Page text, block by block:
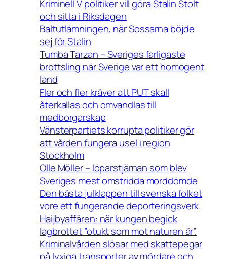
Kriminell V politiker vill göra Stalin Stolt
och sitta i Riksdagen
Baltutlämningen, när Sossarna böjde
sej för Stalin
Tumba Tarzan – Sveriges farligaste
brottsling när Sverige var ett homogent
land
Fler och fler kräver att PUT skall
återkallas och omvandlas till
medborgarskap
Vänsterpartiets korrupta politiker gör
att vården fungera usel i region
Stockholm
Olle Möller – löparstjärnan som blev
Sveriges mest omstridda morddömde
Den bästa julklappen till svenska folket
vore ett fungerande deporteringsverk.
Haijbyaffären: när kungen begick
lagbrottet ”otukt som mot naturen är”.
Kriminalvården slösar med skattepegar